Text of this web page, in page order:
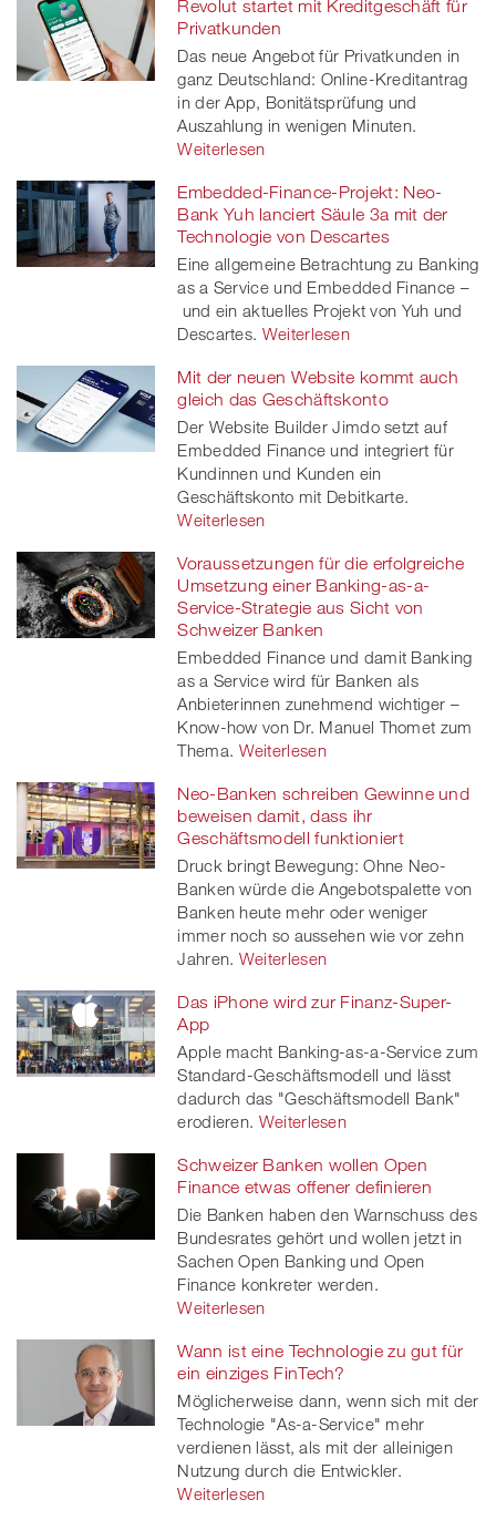
Revolut startet mit Kreditgeschäft für
Privatkunden
Das neue Angebot für Privatkunden in
ganz Deutschland: Online-Kreditantrag
in der App, Bonitätsprüfung und
Auszahlung in wenigen Minuten.
Weiterlesen
Embedded-Finance-Projekt: Neo-
Bank Yuh lanciert Säule 3a mit der
Technologie von Descartes
Eine allgemeine Betrachtung zu Banking
as a Service und Embedded Finance –
und ein aktuelles Projekt von Yuh und
Descartes. Weiterlesen
Mit der neuen Website kommt auch
gleich das Geschäftskonto
Der Website Builder Jimdo setzt auf
Embedded Finance und integriert für
Kundinnen und Kunden ein
Geschäftskonto mit Debitkarte.
Weiterlesen
Voraussetzungen für die erfolgreiche
Umsetzung einer Banking-as-a-
Service-Strategie aus Sicht von
Schweizer Banken
Embedded Finance und damit Banking
as a Service wird für Banken als
Anbieterinnen zunehmend wichtiger –
Know-how von Dr. Manuel Thomet zum
Thema. Weiterlesen
Neo-Banken schreiben Gewinne und
beweisen damit, dass ihr
Geschäftsmodell funktioniert
Druck bringt Bewegung: Ohne Neo-
Banken würde die Angebotspalette von
Banken heute mehr oder weniger
immer noch so aussehen wie vor zehn
Jahren. Weiterlesen
Das iPhone wird zur Finanz-Super-
App
Apple macht Banking-as-a-Service zum
Standard-Geschäftsmodell und lässt
dadurch das "Geschäftsmodell Bank"
erodieren. Weiterlesen
Schweizer Banken wollen Open
Finance etwas offener definieren
Die Banken haben den Warnschuss des
Bundesrates gehört und wollen jetzt in
Sachen Open Banking und Open
Finance konkreter werden.
Weiterlesen
Wann ist eine Technologie zu gut für
ein einziges FinTech?
Möglicherweise dann, wenn sich mit der
Technologie "As-a-Service" mehr
verdienen lässt, als mit der alleinigen
Nutzung durch die Entwickler.
Weiterlesen